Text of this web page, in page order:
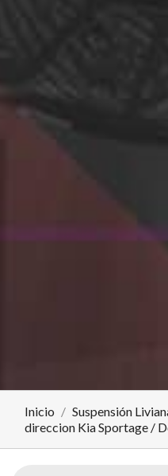
Inicio Suspensión
direccion Kia Sportage /